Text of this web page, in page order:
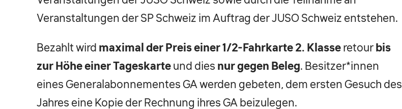
Veranstaltungen der SP Schweiz im Auftrag der JUSO Schweiz entstehen.
Bezahlt wird maximal der Preis einer 1/2-Fahrkarte 2. Klasse retour bis
zur Höhe einer Tageskarte und dies nur gegen Beleg. Besitzer*innen
eines Generalabonnementes GA werden gebeten, dem ersten Gesuch des
Jahres eine Kopie der Rechnung ihres GA beizulegen.